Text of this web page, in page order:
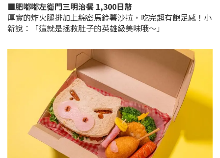
■肥嘟嘟左衛門三明治餐 1,300日幣
厚實的炸火腿排加上綿密馬鈴薯沙拉，吃完超有飽足感！小
新說：「這就是拯救肚子的英雄級美味哦～」